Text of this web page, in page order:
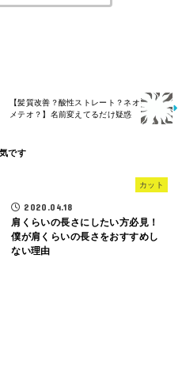
【髪質改善？酸性ストレート？ネオ
メテオ？】名前変えてるだけ疑惑
カット
2020.04.18
肩くらいの長さにしたい方必見！
僕が肩くらいの長さをおすすめし
ない理由